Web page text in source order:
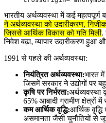
भारतीय अर्थव्यवस्था में कई महत्वपूर्ण
ने अर्थव्यवस्था को उदारीकरण,
जिससे आर्थिक विकास को गति मिली.
निवेश बढ़ा, व्यापार उदारीकरण हुआ
1991 से पहले की अर्थव्यवस्था:
नियंत्रित अर्थव्यवस्था:भारत
जिसमें सरकार ने उद्योगों पर
कृषि पर निर्भरता:अर्थव्यवस्था
65% आबादी ग्रामीण क्षेत्रों में
कम आर्थिक वृद्धि:आर्थिक
असमानता जैसी चुनौतियों से